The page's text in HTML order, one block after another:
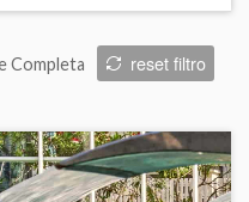
Completa reset filtro